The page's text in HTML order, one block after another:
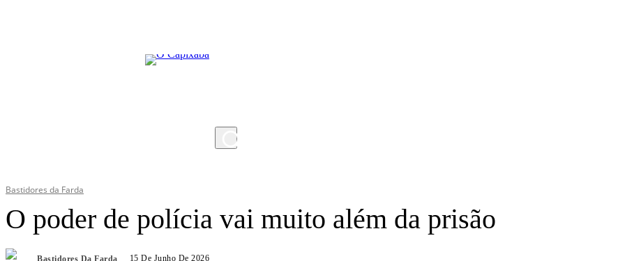
Bastidores da Farda
O poder de polícia vai muito além da prisão
Bastidores Da Farda 15 De Junho De 2026